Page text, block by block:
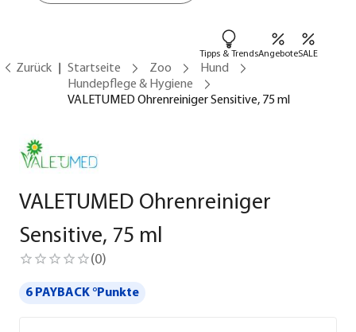
Tipps & TrendsAngeboteSALE
Zurück Startseite Zoo
Hund
Hundepflege & Hygiene
VALETUMED Ohrenreiniger Sensitive, 75 ml
VALETUMED Ohrenreiniger
Sensitive, 75 ml
(0)
6 PAYBACK °Punkte